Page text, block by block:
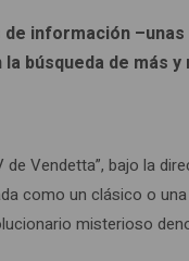
información
búsqueda de más
Vendetta”, bajo la
como un clásico o
misterioso